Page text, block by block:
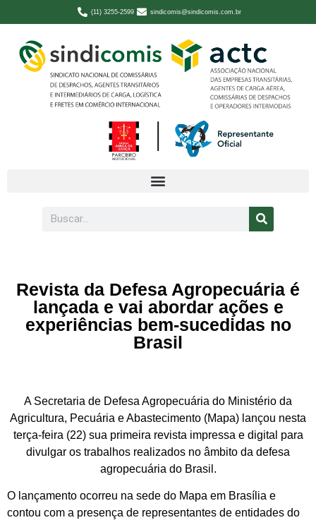
(11) 3255-2599 sindicomis@sindicomis.com.br
Revista da Defesa Agropecuária é
lançada e vai abordar ações e
experiências bem-sucedidas no
Brasil
A Secretaria de Defesa Agropecuária do Ministério da
Agricultura, Pecuária e Abastecimento (Mapa) lançou nesta
terça-feira (22) sua primeira revista impressa e digital para
divulgar os trabalhos realizados no âmbito da defesa
agropecuária do Brasil.
O lançamento ocorreu na sede do Mapa em Brasília e
contou com a presença de representantes de entidades do